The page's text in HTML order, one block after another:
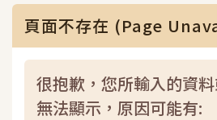
頁面不存在 (Page
很抱歉，您所輸入的資
無法顯示，原因可能有: